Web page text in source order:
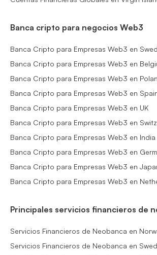
Banca cripto para negocios Web3
Banca Cripto para Empresas Web3 en
Banca Cripto para Empresas Web3 en
Banca Cripto para Empresas Web3 en
Banca Cripto para Empresas Web3 en
Banca Cripto para Empresas Web3 en UK
Banca Cripto para Empresas Web3 en
Banca Cripto para Empresas Web3 en India
Banca Cripto para Empresas Web3 en
Banca Cripto para Empresas Web3 en
Banca Cripto para Empresas Web3 en
Principales servicios financieros de
Servicios Financieros de Neobanca en
Servicios Financieros de Neobanca en